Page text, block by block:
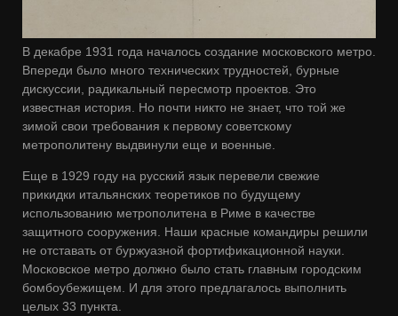
В декабре 1931 года началось создание московского метро.
Впереди было много технических трудностей, бурные
дискуссии, радикальный пересмотр проектов. Это
известная история. Но почти никто не знает, что той же
зимой свои требования к первому советскому
метрополитену выдвинули еще и военные.
Еще в 1929 году на русский язык перевели свежие
прикидки итальянских теоретиков по будущему
использованию метрополитена в Риме в качестве
защитного сооружения. Наши красные командиры решили
не отставать от буржуазной фортификационной науки.
Московское метро должно было стать главным городским
бомбоубежищем. И для этого предлагалось выполнить
целых 33 пункта.